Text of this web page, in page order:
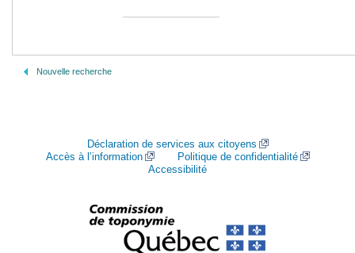
Nouvelle recherche
Déclaration de services aux citoyens
Accès à l’information
Politique de confidentialité
Accessibilité